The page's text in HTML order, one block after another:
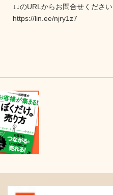
↓↓のURLからお問合せください
https://lin.ee/njry1z7